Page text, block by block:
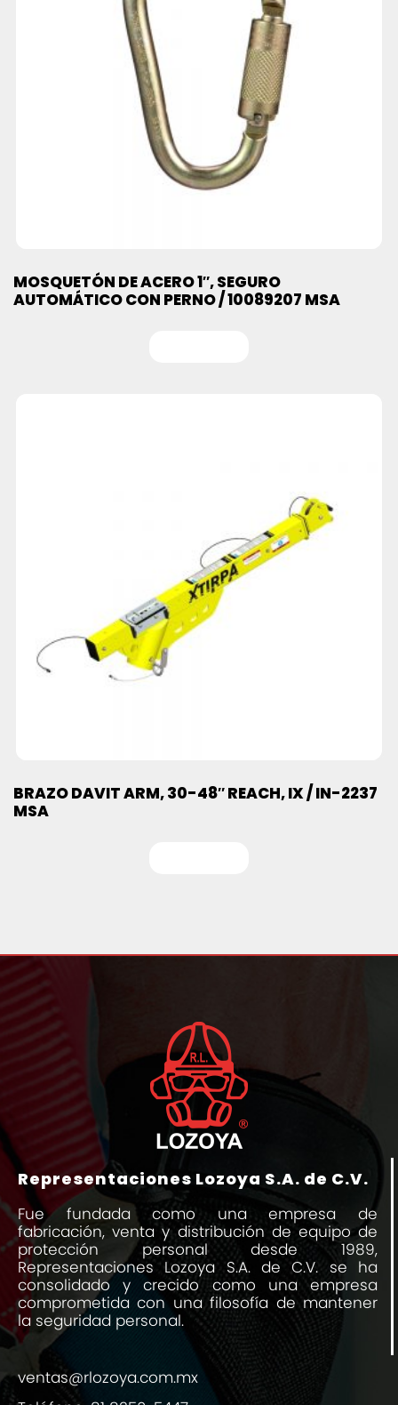
MOSQUETÓN DE ACERO 1″, SEGURO
AUTOMÁTICO CON PERNO / 10089207 MSA
BRAZO DAVIT ARM, 30-48″ REACH, IX / IN-2237
MSA
Representaciones Lozoya S.A. de C.V.
Fue fundada como una empresa de
fabricación, venta y distribución de equipo de
protección personal desde 1989,
Representaciones Lozoya S.A. de C.V. se ha
consolidado y crecido como una empresa
comprometida con una filosofía de mantener
la seguridad personal.
ventas@rlozoya.com.mx